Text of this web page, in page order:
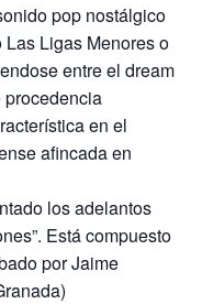
pop nostálgico
Ligas Menores o
entre el dream
procedencia
en el
afincada en
los adelantos
Está compuesto
por Jaime